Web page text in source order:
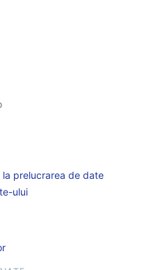
prelucrarea de date
ului